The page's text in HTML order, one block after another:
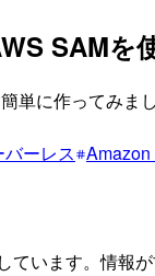
SAM
単に作ってみ
ーレス
います。情報